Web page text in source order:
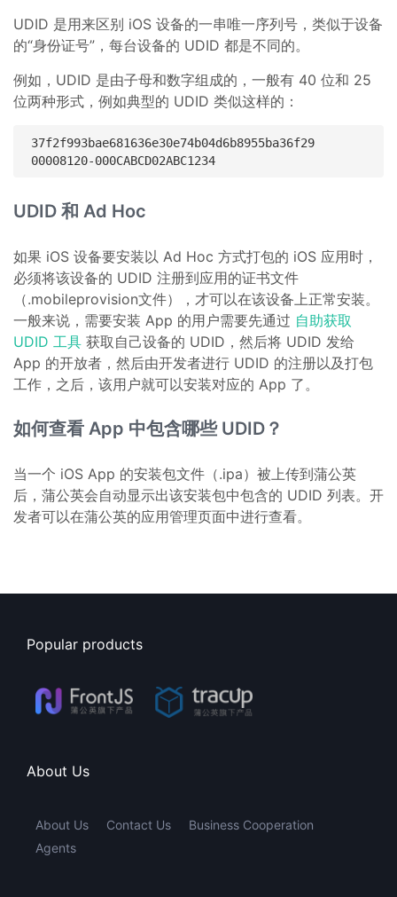
UDID 是用来区别 iOS 设备的一串唯一序列号，类似于设备
的“身份证号”，每台设备的 UDID 都是不同的。
例如，UDID 是由子母和数字组成的，一般有 40 位和 25
位两种形式，例如典型的 UDID 类似这样的：
37f2f993bae681636e30e74b04d6b8955ba36f29
UDID 和 Ad Hoc
如果 iOS 设备要安装以 Ad Hoc 方式打包的 iOS 应用时，
必须将该设备的 UDID 注册到应用的证书文件
（.mobileprovision文件），才可以在该设备上正常安装。
一般来说，需要安装 App 的用户需要先通过 自助获取
UDID 工具 获取自己设备的 UDID，然后将 UDID 发给
App 的开放者，然后由开发者进行 UDID 的注册以及打包
工作，之后，该用户就可以安装对应的 App 了。
如何查看 App 中包含哪些 UDID？
当一个 iOS App 的安装包文件（.ipa）被上传到蒲公英
后，蒲公英会自动显示出该安装包中包含的 UDID 列表。开
发者可以在蒲公英的应用管理页面中进行查看。
Popular products
About Us
About Us Contact Us
Business Cooperation
Agents